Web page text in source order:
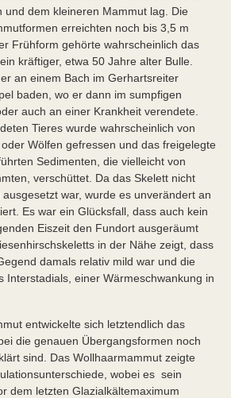
und dem kleineren Mammut lag. Die
erreichten noch bis 3,5 m
Frühform gehörte wahrscheinlich das
kräftiger, etwa 50 Jahre alter Bulle.
an einem Bach im Gerhartsreiter
baden, wo er dann im sumpfigen
auch an einer Krankheit verendete.
Tieres wurde wahrscheinlich von
Wölfen gefressen und das freigelegte
Sedimenten, die vielleicht von
verschüttet. Da das Skelett nicht
war, wurde es unverändert an
Es war ein Glücksfall, dass auch kein
Eiszeit den Fundort ausgeräumt
in der Nähe zeigt, dass
damals relativ mild war und die
Interstadials, einer Wärmeschwankung in
entwickelte sich letztendlich das
die genauen Übergangsformen noch
sind. Das Wollhaarmammut zeigte
wobei es sein
dem letzten Glazialkältemaximum